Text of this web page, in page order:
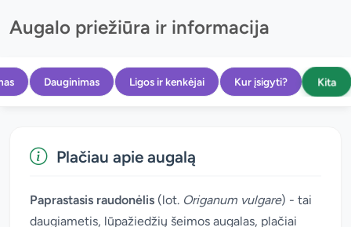
Augalo priežiūra ir informacija
Dauginimas Ligos ir kenkėjai Kur įsigyti? Kita
Plačiau apie augalą
Paprastasis raudonėlis (lot. Origanum vulgare) - tai
daugiametis, lūpažiedžių šeimos augalas, plačiai